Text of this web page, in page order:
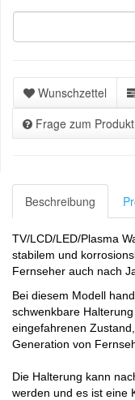
Wunschzettel
Frage zum Produkt
Beschreibung
TV/LCD/LED/Plasma
stabilem und
Fernseher auch nach
Bei diesem Modell
schwenkbare
eingefahrenen
Generation von
Die Halterung kann
werden und es ist eine